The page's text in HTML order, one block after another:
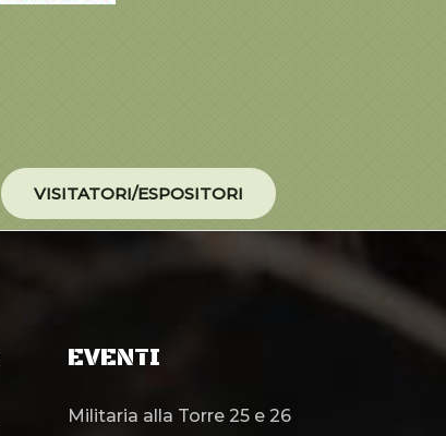
VISITATORI/ESPOSITORI
EVENTI
Militaria alla Torre 25 e 26